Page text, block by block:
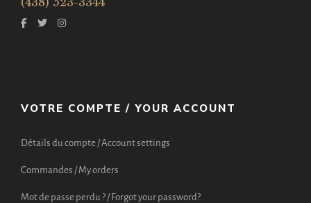
VOTRE COMPTE / YOUR ACCOUNT
Détails du compte / Account settings
Commandes / My orders
Mot de passe perdu ? / Forgot your password?